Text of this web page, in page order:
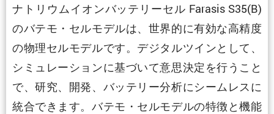
ナトリウムイオンバッテリーセル Farasis S35(B)
のバテモ・セルモデルは、世界的に有効な高精度
の物理セルモデルです。デジタルツインとして、
シミュレーションに基づいて意思決定を行うこと
で、研究、開発、バッテリー分析にシームレスに
統合できます。バテモ・セルモデルの特徴と機能